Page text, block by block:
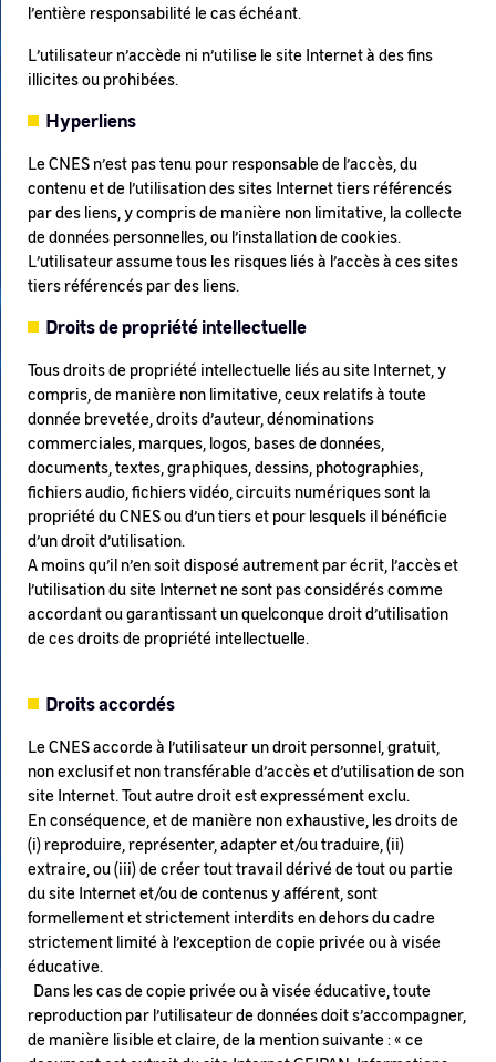
l’entière responsabilité le cas échéant.
L’utilisateur n’accède ni n’utilise le site Internet à des fins
illicites ou prohibées.
Hyperliens
Le CNES n’est pas tenu pour responsable de l’accès, du
contenu et de l’utilisation des sites Internet tiers référencés
par des liens, y compris de manière non limitative, la collecte
de données personnelles, ou l’installation de cookies.
L’utilisateur assume tous les risques liés à l’accès à ces sites
tiers référencés par des liens.
Droits de propriété intellectuelle
Tous droits de propriété intellectuelle liés au site Internet, y
compris, de manière non limitative, ceux relatifs à toute
donnée brevetée, droits d’auteur, dénominations
commerciales, marques, logos, bases de données,
documents, textes, graphiques, dessins, photographies,
fichiers audio, fichiers vidéo, circuits numériques sont la
propriété du CNES ou d’un tiers et pour lesquels il bénéficie
d’un droit d’utilisation.
A moins qu’il n’en soit disposé autrement par écrit, l’accès et
l’utilisation du site Internet ne sont pas considérés comme
accordant ou garantissant un quelconque droit d’utilisation
de ces droits de propriété intellectuelle.
Droits accordés
Le CNES accorde à l’utilisateur un droit personnel, gratuit,
non exclusif et non transférable d’accès et d’utilisation de son
site Internet. Tout autre droit est expressément exclu.
En conséquence, et de manière non exhaustive, les droits de
(i) reproduire, représenter, adapter et/ou traduire, (ii)
extraire, ou (iii) de créer tout travail dérivé de tout ou partie
du site Internet et/ou de contenus y afférent, sont
formellement et strictement interdits en dehors du cadre
strictement limité à l’exception de copie privée ou à visée
éducative.
Dans les cas de copie privée ou à visée éducative, toute
reproduction par l’utilisateur de données doit s’accompagner,
de manière lisible et claire, de la mention suivante : « ce